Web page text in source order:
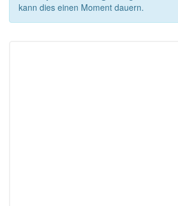
kann dies einen Moment dauern.